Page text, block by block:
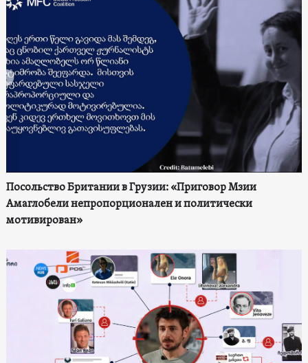
Посольство Британии в Грузии: «Приговор Мзии
Амаглобели непропорционален и политически
мотивирован»